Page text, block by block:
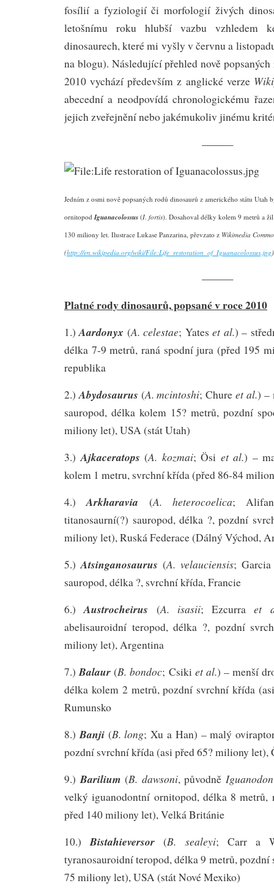
fosílií a fyziologií či morfologií živých
letošnímu roku hlubší vazbu vzhledem
dinosaurech, které mi vyšly v červnu a
na blogu). Následující přehled nově
2010 vychází především z anglické verze
abecední a neodpovídá chronologickému
jejich zveřejnění nebo jakémukoliv jinému
———
Jedním z osmi nově popsaných rodů dinosaurů z amerického státu Utah
ornitopod Iguanacolossus (I. fortis). Dosahoval délky kolem 9 metrů a
130 miliony let. Ilustrace Lukase Panzarina, převzato z Wikimedia
(http://en.wikipedia.org/wiki/File:Life_restoration_of_Iguanacolossus.jpg)
———
Platné rody dinosaurů,popsané v roce 2010
1.)Aardonyx (A. celestae; Yateset al.) –
délka 7-9 metrů, raná spodní jura (před 195
republika
2.) Abydosaurus (A. mcintoshi; Chureet al.) –
sauropod, délka kolem 15? metrů, pozdní
miliony let), USA (stát Utah)
3.) Ajkaceratops (A. kozmai; Ösi et al.) –
kolem 1 metru, svrchní křída (před 86-84
4.)Arkharavia (A. heterocoelica;
titanosaurní(?) sauropod, délka ?, pozdní
miliony let), Ruská Federace (Dálný Východ,
5.) Atsinganosaurus (A. velauciensis;
sauropod, délka ?, svrchní křída, Francie
6.)Austrocheirus (A. isasii; Ezcurraet
abelisauroidní teropod, délka ?, pozdní
miliony let), Argentina
7.)Balaur (B. bondoc; Csiki et al.) – menší
délka kolem 2 metrů, pozdní svrchní křída
Rumunsko
8.) Banji(B. long; Xu a Han) – malý
pozdní svrchní křída (asi před 65? miliony let),
9.) Barilium (B. dawsoni, původně
velký iguanodontní ornitopod, délka 8 metrů,
před 140 miliony let), Velká Británie
10.)Bistahieversor (B. sealeyi; Carr a
tyranosauroidní teropod, délka 9 metrů,
75 miliony let), USA (stát Nové Mexiko)